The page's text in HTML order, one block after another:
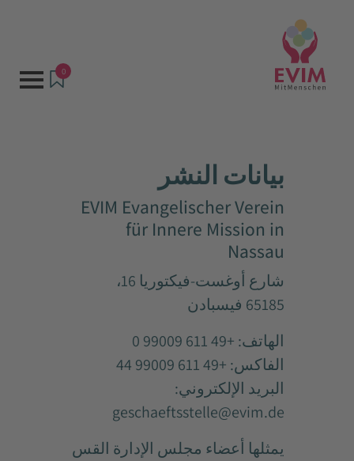
0
بيانات النشر
EVIM Evangelischer Verein
für Innere Mission in
Nassau
شارع أوغست-فيكتوريا 16،
65185 فيسبادن
الهاتف: +49 611 99009 0
الفاكس: +49 611 99009 44
البريد الإلكتروني:
geschaeftsstelle@evim.de
يمثلها أعضاء مجلس الإدارة القس